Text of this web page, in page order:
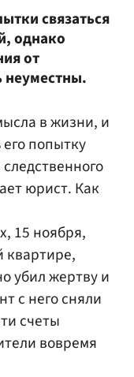
связаться
однако
от
неуместны.
в жизни, и
попытку
юрист. Как
15 ноября,
квартире,
убил жертву и
с него сняли
счеты
вовремя